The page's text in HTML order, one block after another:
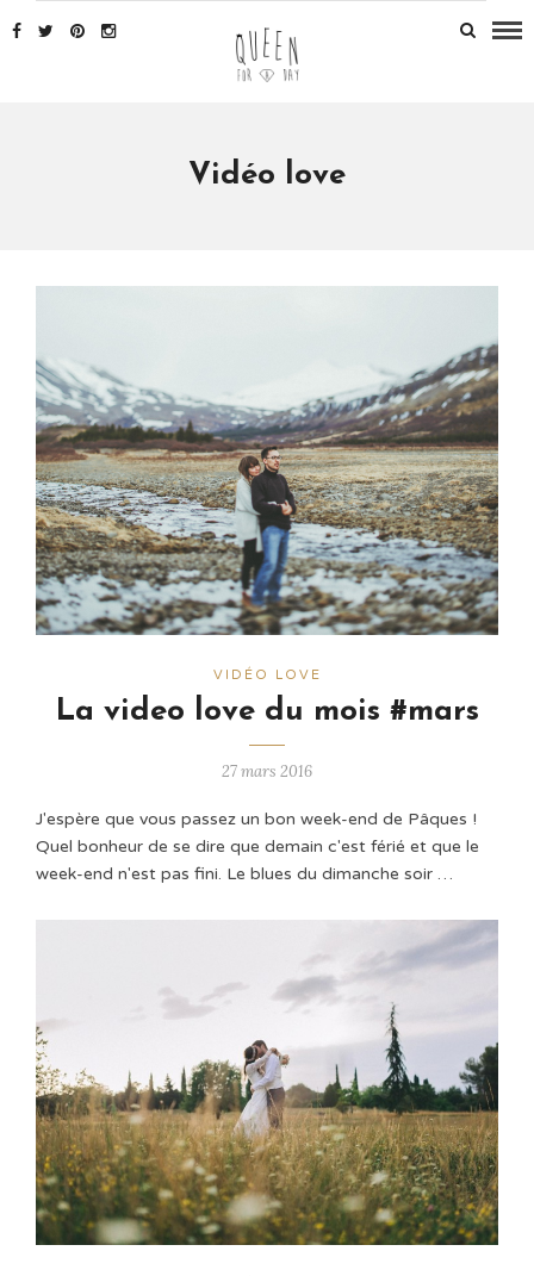
Vidéo love
VIDÉO LOVE
La video love du mois #mars
27 mars 2016
J'espère que vous passez un bon week-end de Pâques !
Quel bonheur de se dire que demain c'est férié et que le
week-end n'est pas fini. Le blues du dimanche soir …